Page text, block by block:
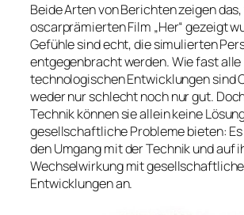
Beide Arten von Berichten zeigen
oscarprämierten Film „Her“ gezeigt
Gefühle sind echt, die simulierten
entgegenbracht werden. Wie fast alle
technologischen Entwicklungen sind
wedernur schlechtnochnur gut.
Technik können siealleinkeine
gesellschaftliche Probleme bieten:
den Umgang mit der Technik und auf
Wechselwirkung mit
Entwicklungen an.